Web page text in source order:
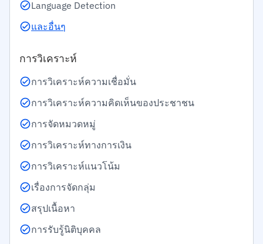
Language Detection
และอื่นๆ
การวิเคราะห์
การวิเคราะห์ความเชื่อมั่น
การวิเคราะห์ความคิดเห็นของประชาชน
การจัดหมวดหมู่
การวิเคราะห์ทางการเงิน
การวิเคราะห์แนวโน้ม
เรื่องการจัดกลุ่ม
สรุปเนื้อหา
การรับรู้นิติบุคคล